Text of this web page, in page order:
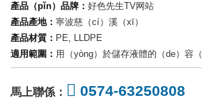
產品（pǐn）品牌： 好色先生TV网站
產品產地： 寧波慈（cí）溪（xī）
產品材質： PE, LLDPE
適用範圍： 用（yòng）於儲存液體的（de）容
馬上聯係： 0574-63250808